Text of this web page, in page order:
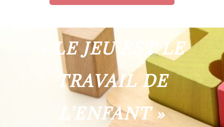
« LE JEU EST LE
TRAVAIL DE
L’ENFANT »